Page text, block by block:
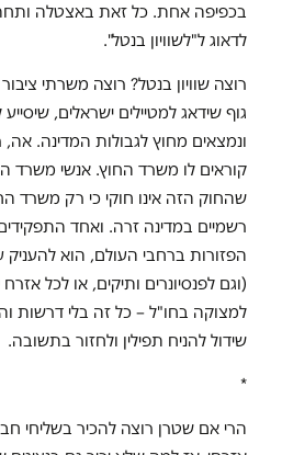
בכפיפה אחת. כל זאת באצטלה
לדאוג ל"לשוויון בנטל".
רוצה שוויון בנטל? רוצה משרתי
גוף שידאג למטיילים ישראלים,
ונמצאים מחוץ לגבולות המדינה.
קוראים לו משרד החוץ. אנשי משרד
שהחוק הזה אינו חוקי כי רק משרד
רשמיים במדינה זרה. ואחד
הפזורות ברחבי העולם, הוא להעניק
(וגם לפנסיונרים ותיקים, או לכל
למצוקה בחו"ל – כל זה בלי דרשות
שידול להניח תפילין ולחזור בתשובה.
*
הרי אם שטרן רוצה להכיר בשליחי